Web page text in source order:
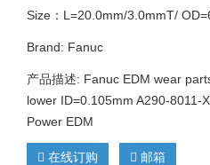
Size：L=20.0mm/3.0mmT/
Brand: Fanuc
产品描述: Fanuc EDM wear
lower ID=0.105mm A290-8011-
Power EDM
在线订购 邮箱